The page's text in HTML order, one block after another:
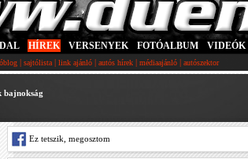
HÍREK VERSENYEK FOTÓALBUM VIDEÓK
| sajtólista | link ajánló | autós hírek | médiaajánló | autószektor
bajnokság
Ez tetszik, megosztom